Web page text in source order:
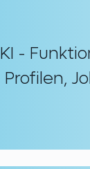
KI -
Profilen,